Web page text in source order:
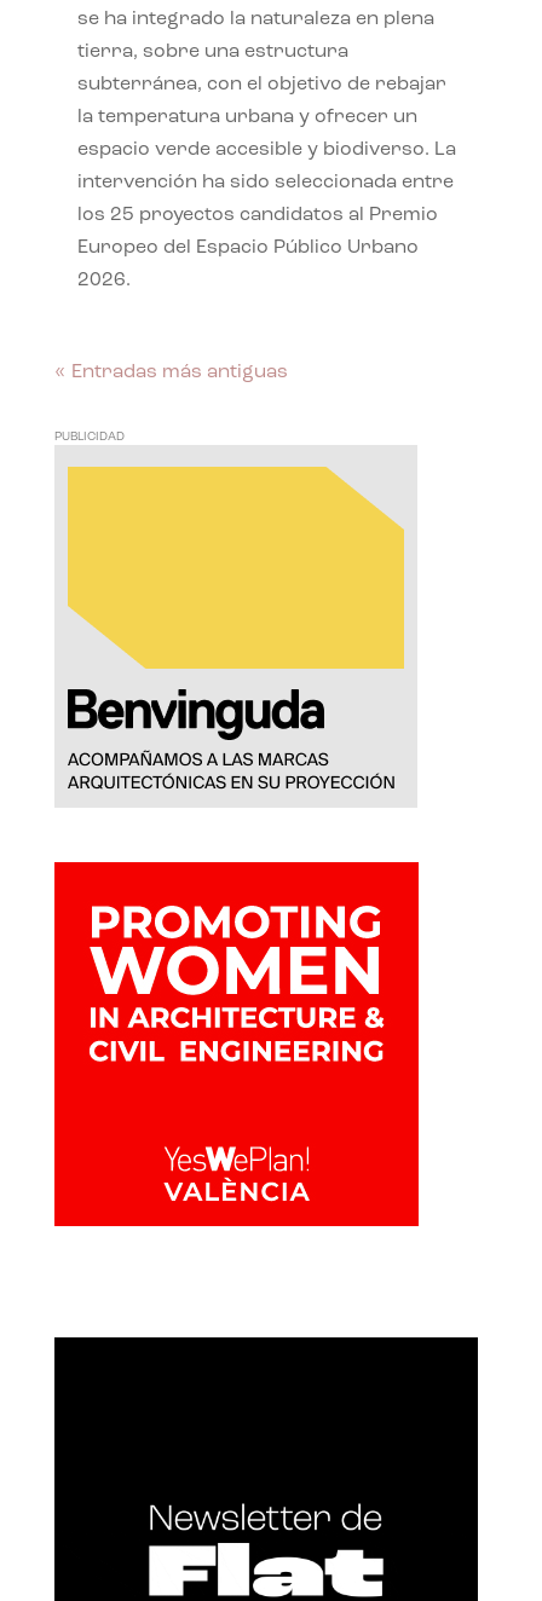
se ha integrado la naturaleza en plena
tierra, sobre una estructura
subterránea, con el objetivo de rebajar
la temperatura urbana y ofrecer un
espacio verde accesible y biodiverso. La
intervención ha sido seleccionada entre
los 25 proyectos candidatos al Premio
Europeo del Espacio Público Urbano
2026.
« Entradas más antiguas
PUBLICIDAD